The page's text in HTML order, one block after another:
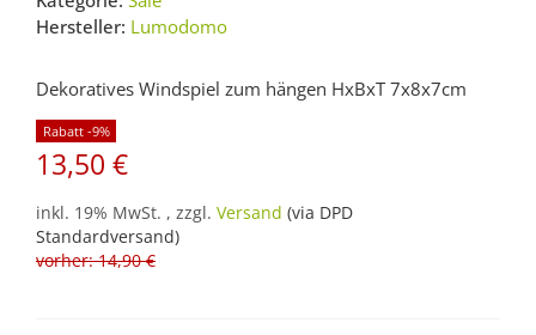
Hersteller: Lumodomo
Dekoratives Windspiel zum hängen HxBxT 7x8x7cm
Rabatt -9%
13,50 €
inkl. 19% MwSt. , zzgl. Versand (via DPD
Standardversand)
vorher: 14,90 €